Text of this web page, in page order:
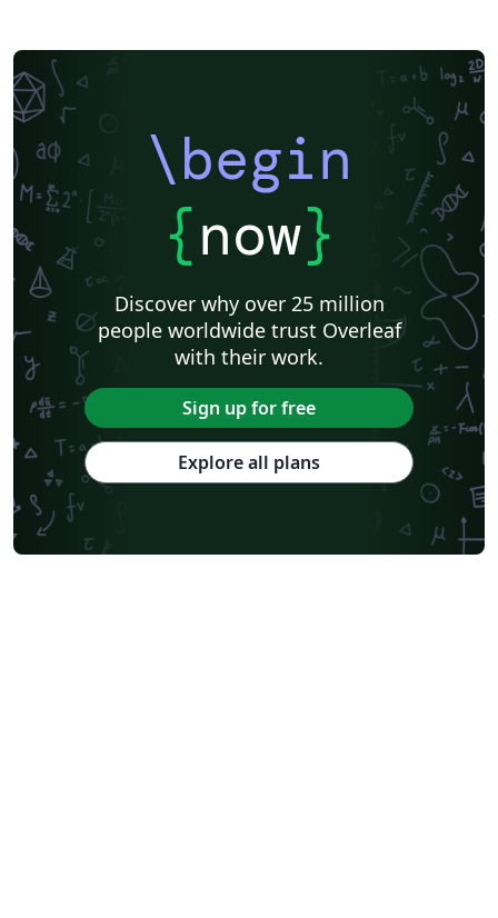
\begin
{now}
Discover why over 25 million
people worldwide trust Overleaf
with their work.
Sign up for free
Explore all plans